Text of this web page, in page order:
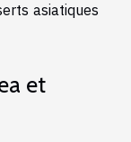
asiatiques
et